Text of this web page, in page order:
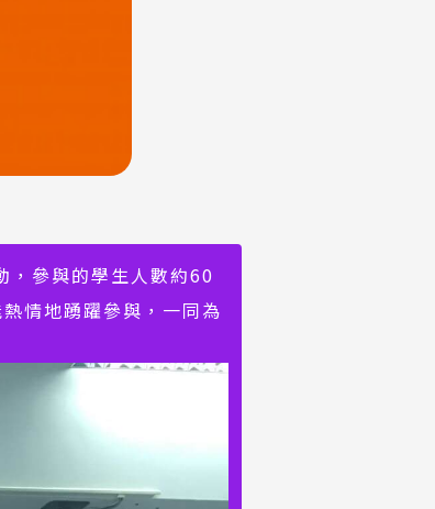
，參與的學生人數約60
情地踴躍參與，一同為